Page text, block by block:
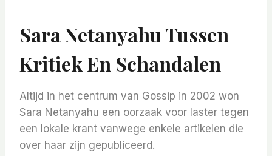
Sara Netanyahu Tussen
Kritiek En Schandalen
Altijd in het centrum van Gossip in 2002 won
Sara Netanyahu een oorzaak voor laster tegen
een lokale krant vanwege enkele artikelen die
over haar zijn gepubliceerd.